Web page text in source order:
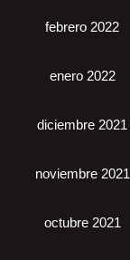
febrero 2022
enero 2022
diciembre 2021
noviembre 2021
octubre 2021